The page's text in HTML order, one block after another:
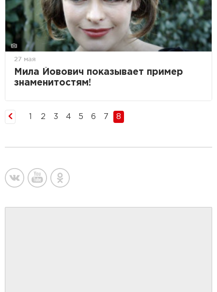
27 мая
Мила Йовович показывает пример
знаменитостям!
1 2 3 4 5 6 7 8